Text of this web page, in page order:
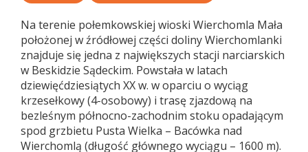
Na terenie połemkowskiej wioski Wierchomla Mała
położonej w źródłowej części doliny Wierchomlanki
znajduje się jedna z największych stacji narciarskich
w Beskidzie Sądeckim. Powstała w latach
dziewięćdziesiątych XX w. w oparciu o wyciąg
krzesełkowy (4-osobowy) i trasę zjazdową na
bezleśnym północno-zachodnim stoku opadającym
spod grzbietu Pusta Wielka – Bacówka nad
Wierchomlą (długość głównego wyciągu – 1600 m).